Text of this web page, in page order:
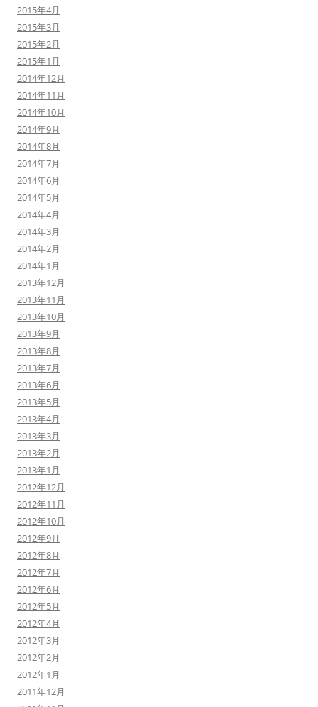
2015年4月
2015年3月
2015年2月
2015年1月
2014年12月
2014年11月
2014年10月
2014年9月
2014年8月
2014年7月
2014年6月
2014年5月
2014年4月
2014年3月
2014年2月
2014年1月
2013年12月
2013年11月
2013年10月
2013年9月
2013年8月
2013年7月
2013年6月
2013年5月
2013年4月
2013年3月
2013年2月
2013年1月
2012年12月
2012年11月
2012年10月
2012年9月
2012年8月
2012年7月
2012年6月
2012年5月
2012年4月
2012年3月
2012年2月
2012年1月
2011年12月